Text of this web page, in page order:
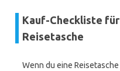
Kauf-Checkliste
Reisetasche
Wenn du eine